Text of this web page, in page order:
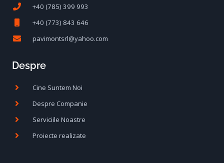
+40 (785) 399 993
+40 (773) 843 646
pavimontsrl@yahoo.com
Despre
Cine Suntem Noi
Despre Companie
Serviciile Noastre
Proiecte realizate